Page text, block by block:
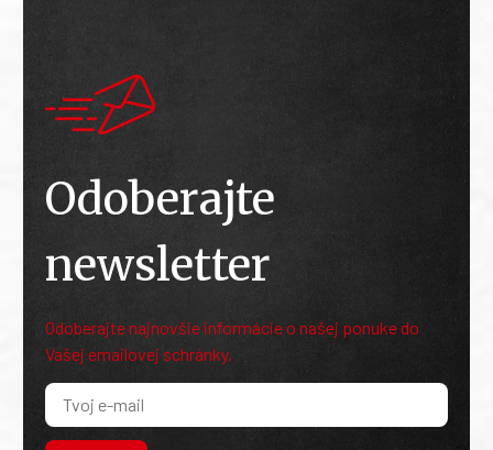
Odoberajte
newsletter
Odoberajte najnovšie informácie o našej ponuke do
Vašej emailovej schránky.